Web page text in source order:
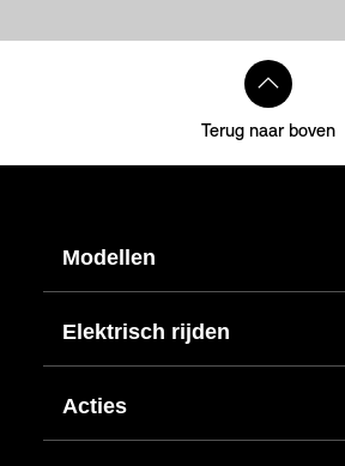
Terug naar boven
Modellen
Elektrisch rijden
Acties